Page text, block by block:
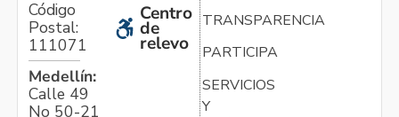
Código
Postal:
111071
Medellín:
Calle 49
No 50-21
Centro
de
relevo
TRANSPARENCIA
PARTICIPA
SERVICIOS
Y